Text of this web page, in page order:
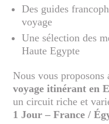
Des guides
voyage
Une sélection des
Haute Egypte
Nous vous proposons
voyage itinérant en
un circuit riche et
1 Jour – France /